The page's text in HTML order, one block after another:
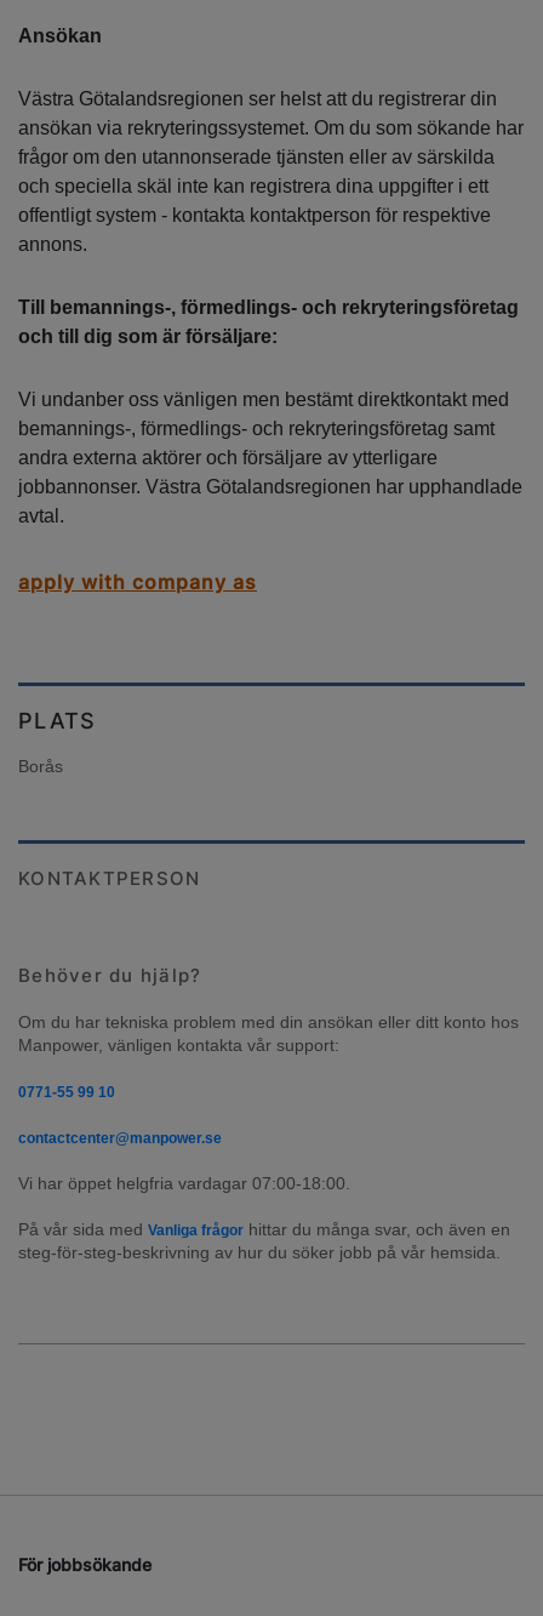
Ansökan
Västra Götalandsregionen ser helst att du registrerar din
ansökan via rekryteringssystemet. Om du som sökande har
frågor om den utannonserade tjänsten eller av särskilda
och speciella skäl inte kan registrera dina uppgifter i ett
offentligt system - kontakta kontaktperson för respektive
annons.
Till bemannings-, förmedlings- och rekryteringsföretag
och till dig som är försäljare:
Vi undanber oss vänligen men bestämt direktkontakt med
bemannings-, förmedlings- och rekryteringsföretag samt
andra externa aktörer och försäljare av ytterligare
jobbannonser. Västra Götalandsregionen har upphandlade
avtal.
apply with company as
PLATS
Borås
KONTAKTPERSON
Behöver du hjälp?
Om du har tekniska problem med din ansökan eller ditt konto hos
Manpower, vänligen kontakta vår support:
0771-55 99 10
contactcenter@manpower.se
Vi har öppet helgfria vardagar 07:00-18:00.
På vår sida med Vanliga frågor hittar du många svar, och även en
steg-för-steg-beskrivning av hur du söker jobb på vår hemsida.
För jobbsökande